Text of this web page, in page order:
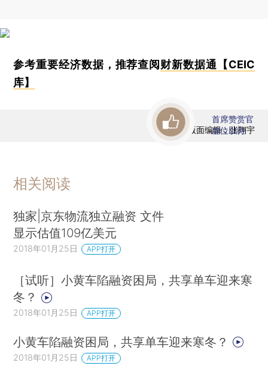
参考重要经济数据，推荐查阅 财新数据通【CEIC
库】
版面编辑：张翔宇
首席赞赏官
虚位以待
相关阅读
独家|京东物流独立融资 文件
显示估值109亿美元
2018年01月25日 APP打开
［试听］小黄车陷融资困局，共享单车迎来寒
冬？
2018年01月25日 APP打开
小黄车陷融资困局，共享单车迎来寒冬？
2018年01月25日 APP打开